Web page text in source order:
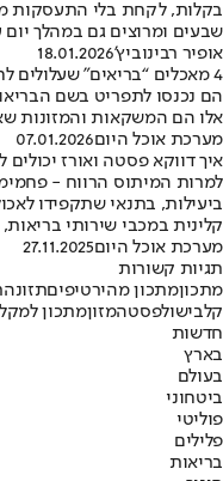
בקלות, לקחת בלי התעסקות
שבעים ומרוצים גם במהלך
אופיר רבינוביץ'18.01.2026
4 מאכלים “בריאים" שעלולים לחבל בבריאות שלכם בלי שתשימו לב
הם נכנסו לתפריט בשם
אלו הם המשקאות והמזונות
מערכת אוכל היום07.01.2026
איך דווקא פסטה ואורז
למרות המיתוס הרווח -
ביעילות, בתנאי שתקפידו
קלינית במכבי שירותי
מערכת אוכל היום27.11.2025
תגיות קשורות
מתכוןמתכון מהירטיפיםתזונה
קלבישולפסטהמזוןמתכון
חדשות
בארץ
בעולם
ביטחוני
פוליטי
פלילים
בריאות